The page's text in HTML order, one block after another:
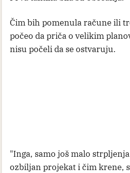
Čim bih pomenula račune ili
počeo da priča o velikim
nisu počeli da se ostvaruju.
"Inga, samo još malo
ozbiljan projekat i čim krene,